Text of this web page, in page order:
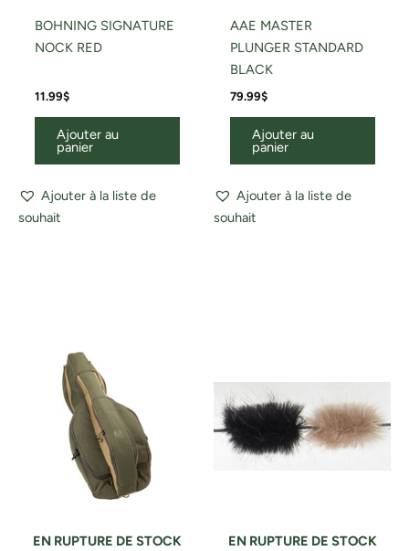
BOHNING SIGNATURE
NOCK RED
11.99$
Ajouter au
panier
Ajouter à la liste de
souhait
AAE MASTER
PLUNGER STANDARD
BLACK
79.99$
Ajouter au
panier
Ajouter à la liste de
souhait
EN RUPTURE DE STOCK EN RUPTURE DE STOCK